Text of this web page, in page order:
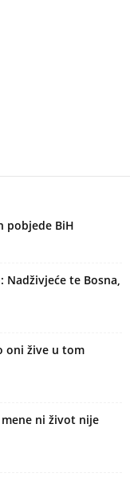
pobjede BiH
Nadživjeće te Bosna,
oni žive u tom
mene ni život nije